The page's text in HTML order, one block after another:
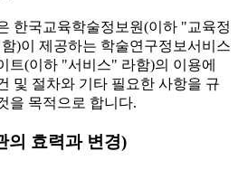
한국교육학술정보원(이하 "교육정
)이 제공하는 학술연구정보서비스
트(이하 "서비스" 라함)의 이용에
및 절차와 기타 필요한 사항을 규
을 목적으로 합니다.
의 효력과 변경)